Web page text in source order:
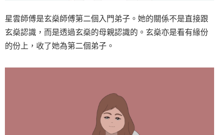
星雲師傅是玄燊師傅第二個入門弟子。她的關係不是直接跟
玄燊認識，而是透過玄燊的母親認識的。玄燊亦是看有緣份
的份上，收了她為第二個弟子。